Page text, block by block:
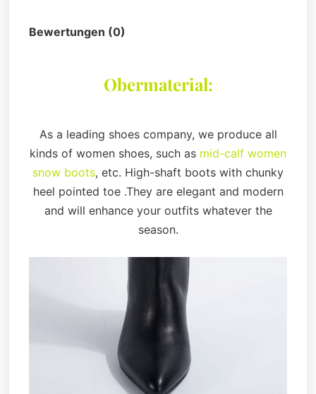
Bewertungen (0)
Obermaterial:
As a leading shoes company, we produce all
kinds of women shoes, such as mid-calf women
snow boots, etc. High-shaft boots with chunky
heel pointed toe .They are elegant and modern
and will enhance your outfits whatever the
season.